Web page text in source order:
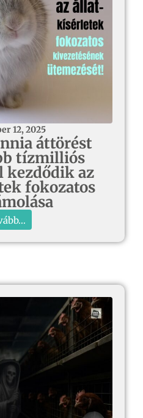
12, 2025
áttörést
tízmilliós
kezdődik az
fokozatos